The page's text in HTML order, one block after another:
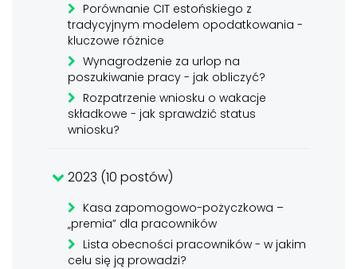
Porównanie CIT estońskiego z
tradycyjnym modelem opodatkowania -
kluczowe różnice
Wynagrodzenie za urlop na
poszukiwanie pracy - jak obliczyć?
Rozpatrzenie wniosku o wakacje
składkowe - jak sprawdzić status
wniosku?
2023 (10 postów)
Kasa zapomogowo-pożyczkowa –
„premia” dla pracowników
Lista obecności pracowników - w jakim
celu się ją prowadzi?